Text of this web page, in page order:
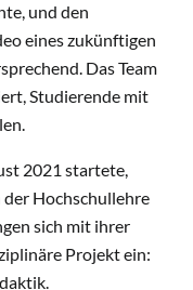
und den
eines zukünftigen
Das Team
Studierende mit
2021 startete,
Hochschullehre
sich mit ihrer
Projekt ein: